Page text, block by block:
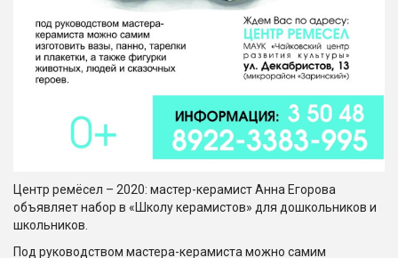
Центр ремёсел – 2020: мастер-керамист Анна Егорова
объявляет набор в «Школу керамистов» для дошкольников и
школьников.
Под руководством мастера-керамиста можно самим